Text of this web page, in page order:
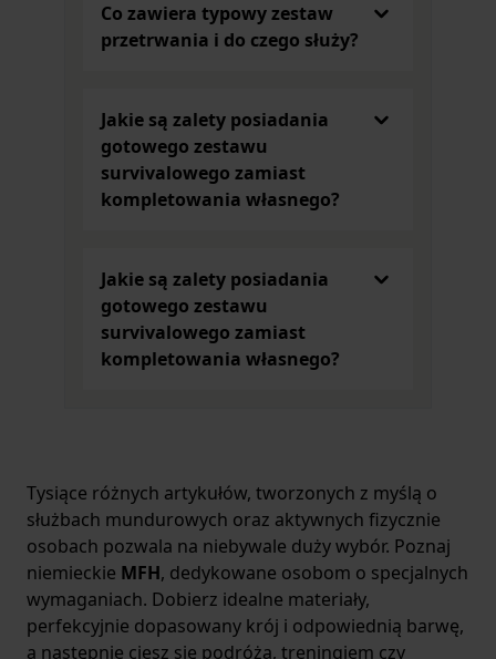
Co zawiera typowy zestaw
przetrwania i do czego służy?
Jakie są zalety posiadania
gotowego zestawu
survivalowego zamiast
kompletowania własnego?
Jakie są zalety posiadania
gotowego zestawu
survivalowego zamiast
kompletowania własnego?
Tysiące różnych artykułów, tworzonych z myślą o
służbach mundurowych oraz aktywnych fizycznie
osobach pozwala na niebywale duży wybór. Poznaj
niemieckie MFH, dedykowane osobom o specjalnych
wymaganiach. Dobierz idealne materiały,
perfekcyjnie dopasowany krój i odpowiednią barwę,
a następnie ciesz się podróżą, treningiem czy